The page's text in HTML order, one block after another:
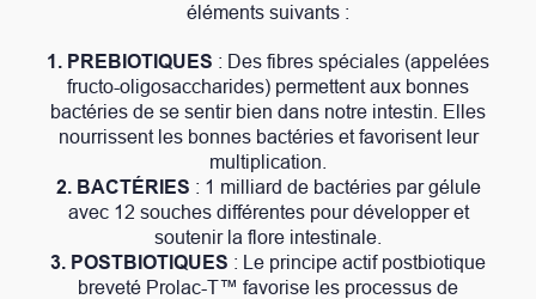
éléments suivants :
1. PREBIOTIQUES : Des fibres spéciales (appelées
fructo-oligosaccharides) permettent aux bonnes
bactéries de se sentir bien dans notre intestin. Elles
nourrissent les bonnes bactéries et favorisent leur
multiplication.
2. BACTÉRIES : 1 milliard de bactéries par gélule
avec 12 souches différentes pour développer et
soutenir la flore intestinale.
3. POSTBIOTIQUES : Le principe actif postbiotique
breveté Prolac-T™ favorise les processus de